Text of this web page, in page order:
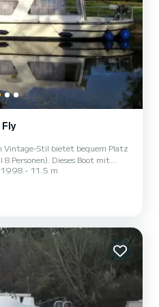
Vintage-Stil bietet bequem Platz
Personen). Dieses Boot mit
Fenster sehr angenehm und
hintere Kabine mit einem
und eine mittlere Kabine mit
Ecke beherbergt eine
Küche. Es gibt auch
1998
11.5 m